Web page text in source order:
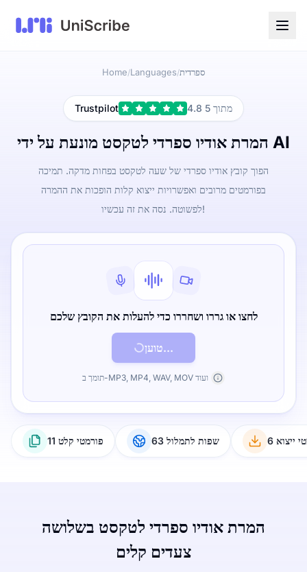
Home/Languages/ספרדית
Trustpilot 4.8 מתוך 5
המרת אודיו ספרדי לטקסט מונעת על ידי AI
הפוך קובץ אודיו ספרדי של שעה לטקסט בפחות מדקה. תמיכה
בפורמטים מרובים ואפשרויות ייצוא קלות הופכות את ההמרה
לפשוטה. נסה את זה עכשיו!
לחצו או גררו ושחררו כדי להעלות את הקובץ שלכם
טוען...
תומך ב-MP3, MP4, WAV, MOV ועוד
11 פורמטי קלט 63 שפות לתמלול ייצוא
המרת אודיו ספרדי לטקסט בשלושה
צעדים קלים